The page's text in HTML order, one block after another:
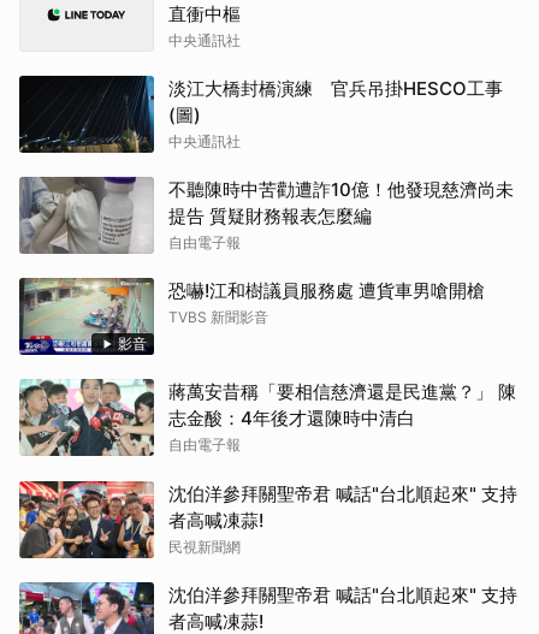
直衝中樞
中央通訊社
淡江大橋封橋演練 官兵吊掛HESCO工事
(圖)
中央通訊社
不聽陳時中苦勸遭詐10億！他發現慈濟尚未
提告 質疑財務報表怎麼編
自由電子報
影音
恐嚇!江和樹議員服務處 遭貨車男嗆開槍
TVBS 新聞影音
蔣萬安昔稱「要相信慈濟還是民進黨？」 陳
志金酸：4年後才還陳時中清白
自由電子報
沈伯洋參拜關聖帝君 喊話"台北順起來" 支持
者高喊凍蒜!
民視新聞網
沈伯洋參拜關聖帝君 喊話"台北順起來" 支持
者高喊凍蒜!